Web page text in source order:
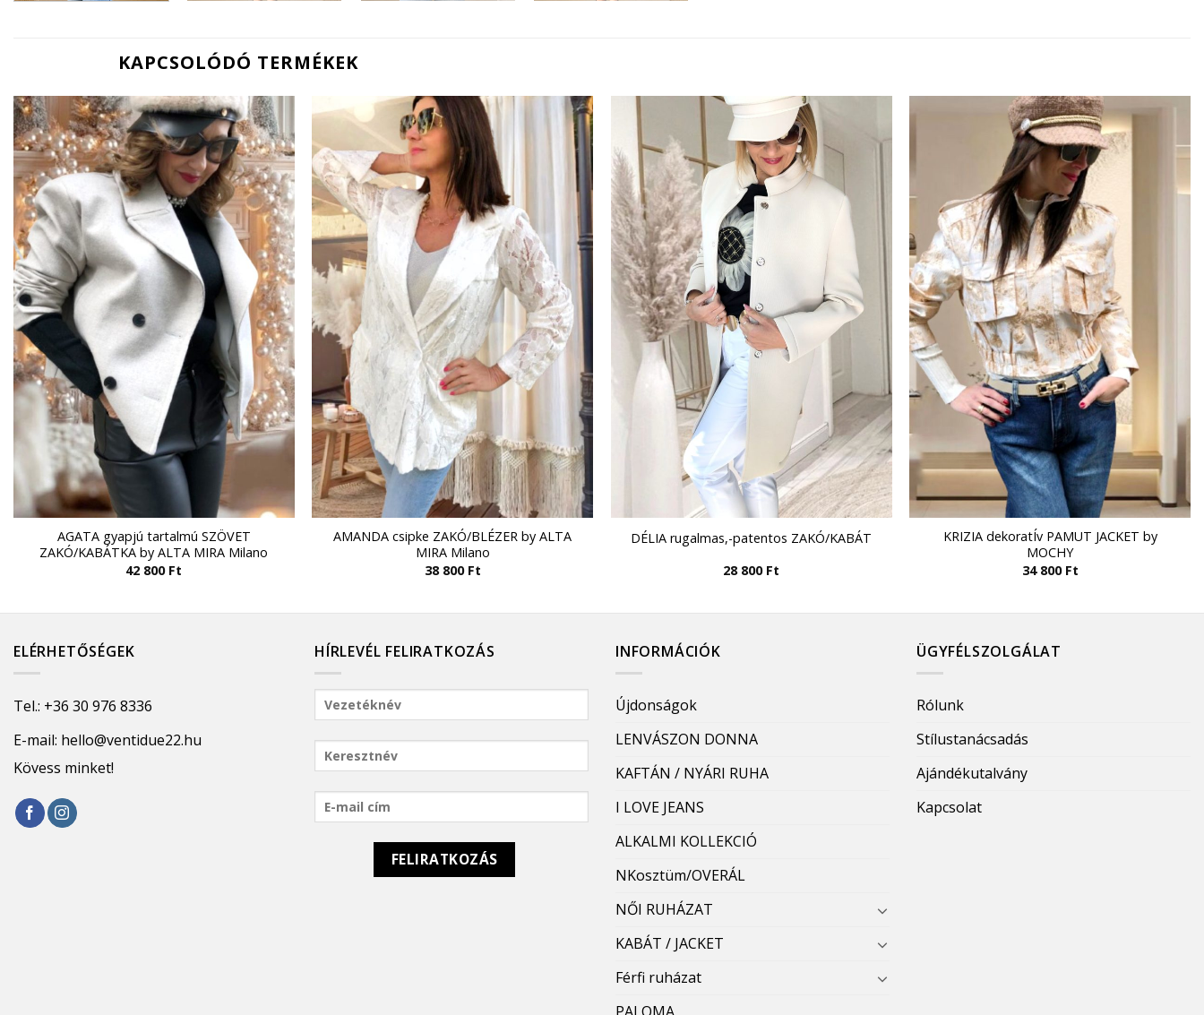
KAPCSOLÓDÓ TERMÉKEK
AGATA gyapjú tartalmú SZÖVET
ZAKÓ/KABÁTKA by ALTA MIRA Milano
42 800 Ft
AMANDA csipke ZAKÓ/BLÉZER by ALTA
MIRA Milano
38 800 Ft
DÉLIA rugalmas,-patentos ZAKÓ/KABÁT
28 800 Ft
KRIZIA dekoratÍv PAMUT JACKET by
MOCHY
34 800 Ft
ELÉRHETŐSÉGEK
Tel.: +36 30 976 8336
E-mail: hello@ventidue22.hu
Kövess minket!
HÍRLEVÉL FELIRATKOZÁS INFORMÁCIÓK
Újdonságok
LENVÁSZON DONNA
KAFTÁN / NYÁRI RUHA
I LOVE JEANS
ALKALMI KOLLEKCIÓ
NKosztüm/OVERÁL
NŐI RUHÁZAT
KABÁT / JACKET
Férfi ruházat
ÜGYFÉLSZOLGÁLAT
Rólunk
Stílustanácsadás
Ajándékutalvány
Kapcsolat